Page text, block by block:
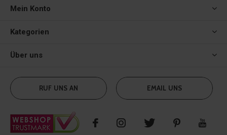
Mein Konto
Kategorien
Über uns
RUF UNS AN EMAIL UNS